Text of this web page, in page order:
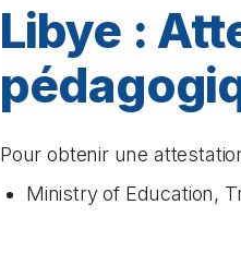
Libye :
Pour obtenir une
Ministry of Education,